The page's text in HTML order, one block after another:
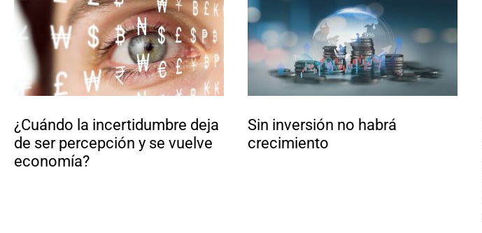
¿Cuándo la incertidumbre deja
de ser percepción y se vuelve
economía?
Sin inversión no habrá
crecimiento